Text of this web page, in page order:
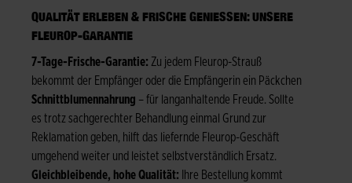
QUALITÄT ERLEBEN & FRISCHE GENIESSEN: UNSERE F
LEUROP-GARANTIE
7-Tage-Frische-Garantie: Zu jedem Fleurop-Strauß
bekommt der Empfänger oder die Empfängerin ein Päckchen
Schnittblumennahrung – für langanhaltende Freude. Sollte
es trotz sachgerechter Behandlung einmal Grund zur
Reklamation geben, hilft das liefernde Fleurop-Geschäft
umgehend weiter und leistet selbstverständlich Ersatz.
Gleichbleibende, hohe Qualität: Ihre Bestellung kommt